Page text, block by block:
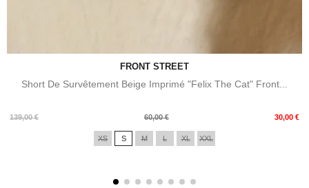
FRONT STREET
Short De Survêtement Beige Imprimé "Felix The Cat" Front...
139,00 €
Prix
60,00 € 30,00 €
Prix
XS S M L XL XXL